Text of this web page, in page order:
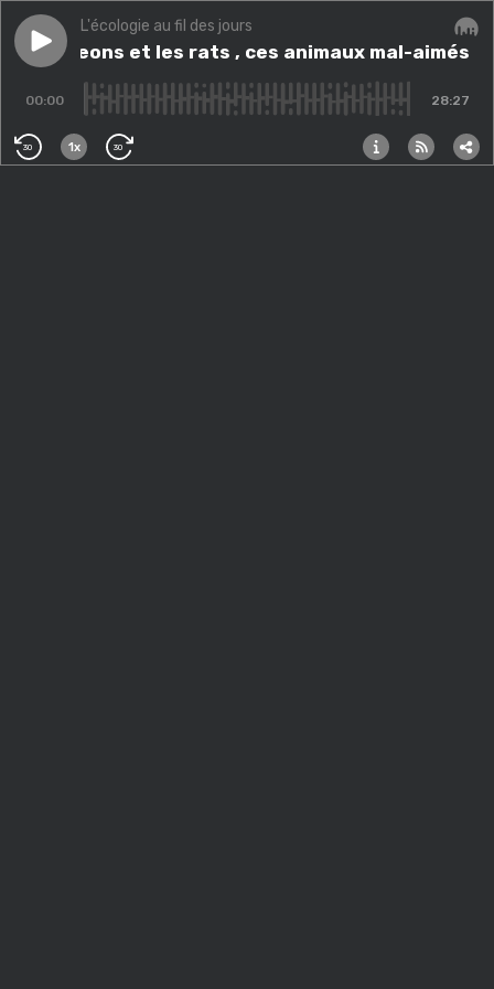
Play episode Les pigeons et les rats , ces animaux mal-aimés
L'écologie au fil des jours
Les pigeons et les rats , ces animaux mal-aimés
00:00 28:27
30 1x 30